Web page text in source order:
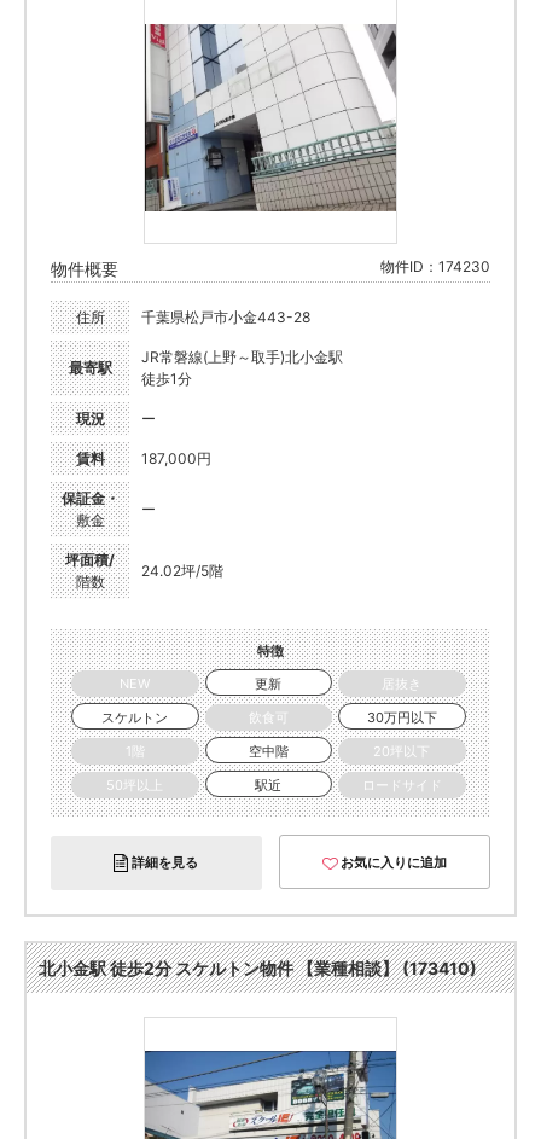
物件概要 物件ID：174230
住所 千葉県松戸市小金443-28
最寄駅
JR常磐線(上野～取手)北小金駅
徒歩1分
現況 ー
賃料 187,000円
保証金・
敷金
ー
坪面積/
階数
24.02坪/5階
特徴
NEW
更新
居抜き
スケルトン
飲食可
30万円以下
1階
空中階
20坪以下
50坪以上
駅近 ロードサイド
詳細を見る お気に入りに追加
北小金駅 徒歩2分 スケルトン物件 【業種相談】 (173410)